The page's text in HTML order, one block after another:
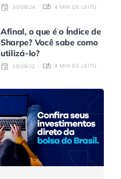
30/08/24 4 MIN DE LEITURA
Afinal, o que é o Índice de
Sharpe? Você sabe como
utilizá-lo?
19/08/22 4 MIN DE LEITURA